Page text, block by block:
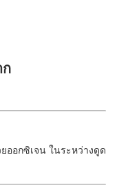
ก
ออกซิเจน ในระหว่างดูด